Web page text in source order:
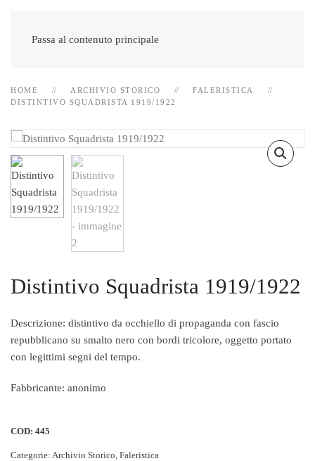
Passa al contenuto principale
HOME ARCHIVIO STORICO
FALERISTICA
DISTINTIVO SQUADRISTA 1919/1922
Distintivo Squadrista 1919/1922
Descrizione: distintivo da occhiello di propaganda con fascio
repubblicano su smalto nero con bordi tricolore, oggetto portato
con legittimi segni del tempo.
Fabbricante: anonimo
COD: 445
Categorie: Archivio Storico, Faleristica